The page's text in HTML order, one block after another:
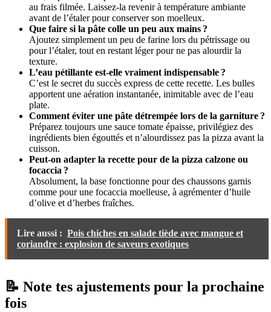
au frais filmée. Laissez-la revenir à température ambiante
avant de l’étaler pour conserver son moelleux.
Que faire si la pâte colle un peu aux mains ?
Ajoutez simplement un peu de farine lors du pétrissage ou
pour l’étaler, tout en restant léger pour ne pas alourdir la
texture.
L’eau pétillante est-elle vraiment indispensable ?
C’est le secret du succès express de cette recette. Les bulles
apportent une aération instantanée, inimitable avec de l’eau
plate.
Comment éviter une pâte détrempée lors de la garniture ?
Préparez toujours une sauce tomate épaisse, privilégiez des
ingrédients bien égouttés et n’alourdissez pas la pizza avant la
cuisson.
Peut-on adapter la recette pour de la pizza calzone ou
focaccia ?
Absolument, la base fonctionne pour des chaussons garnis
comme pour une focaccia moelleuse, à agrémenter d’huile
d’olive et d’herbes fraîches.
Lire aussi : Pois chiches en salade tiède avec mangue et
coriandre : explosion de saveurs exotiques
📝 Note tes ajustements pour la prochaine
fois